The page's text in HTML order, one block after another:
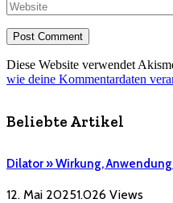
Diese Website verwendet
wie deine Kommentardaten
Beliebte Artikel
Dilator » Wirkung,
12. Mai 20251.026 Views